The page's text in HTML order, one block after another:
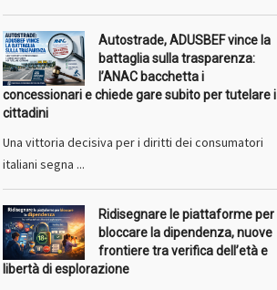
Autostrade, ADUSBEF vince la
battaglia sulla trasparenza:
l’ANAC bacchetta i
concessionari e chiede gare subito per tutelare i
cittadini
Una vittoria decisiva per i diritti dei consumatori
italiani segna ...
Ridisegnare le piattaforme per
bloccare la dipendenza, nuove
frontiere tra verifica dell’età e
libertà di esplorazione